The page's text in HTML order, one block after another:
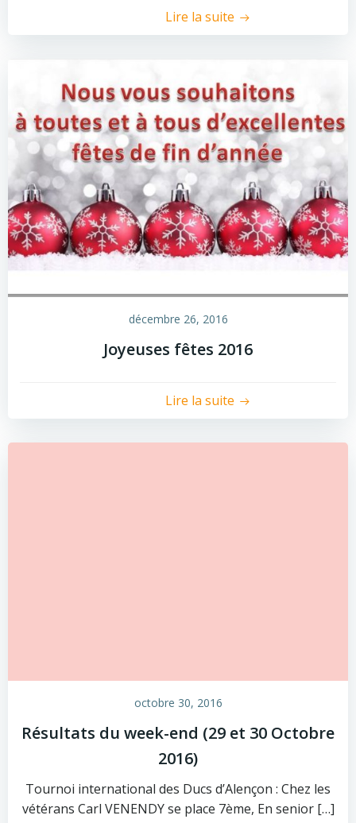
Lire la suite
décembre 26, 2016
Joyeuses fêtes 2016
Lire la suite
octobre 30, 2016
Résultats du week-end (29 et 30 Octobre
2016)
Tournoi international des Ducs d’Alençon : Chez les
vétérans Carl VENENDY se place 7ème, En senior […]